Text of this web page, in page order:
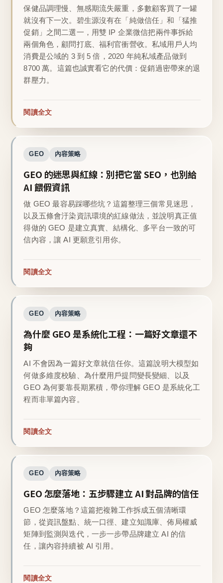
保健品調理慢、無感期流失嚴重，多數顧客買了一罐
就沒有下一次。碧生源沒有在「純做信任」和「猛推
促銷」之間二選一，用雙 IP 企業微信把兩件事拆給
兩個角色，顧問打底、福利官衝營收。私域用戶人均
消費是公域的 3 到 5 倍，2020 年純私域產品做到
8700 萬。這篇也誠實看它的代價：促銷過密帶來的退
群壓力。
閱讀全文
GEO 內容策略
GEO 的迷思與紅線：別把它當 SEO，也別給
AI 餵假資訊
做 GEO 最容易踩哪些坑？這篇整理三個常見迷思，
以及五條會汙染資訊環境的紅線做法，並說明真正值
得做的 GEO 是建立真實、結構化、多平台一致的可
信內容，讓 AI 更願意引用你。
閱讀全文
GEO 內容策略
為什麼 GEO 是系統化工程：一篇好文章還不
夠
AI 不會因為一篇好文章就信任你。這篇說明大模型如
何做多維度校驗、為什麼用戶提問變長變細、以及
GEO 為何要靠長期累積，帶你理解 GEO 是系統化工
程而非單篇內容。
閱讀全文
GEO 內容策略
GEO 怎麼落地：五步驟建立 AI 對品牌的信任
GEO 怎麼落地？這篇把複雜工作拆成五個清晰環
節，從資訊盤點、統一口徑、建立知識庫、佈局權威
矩陣到監測與迭代，一步一步帶品牌建立 AI 的信
任，讓內容持續被 AI 引用。
閱讀全文